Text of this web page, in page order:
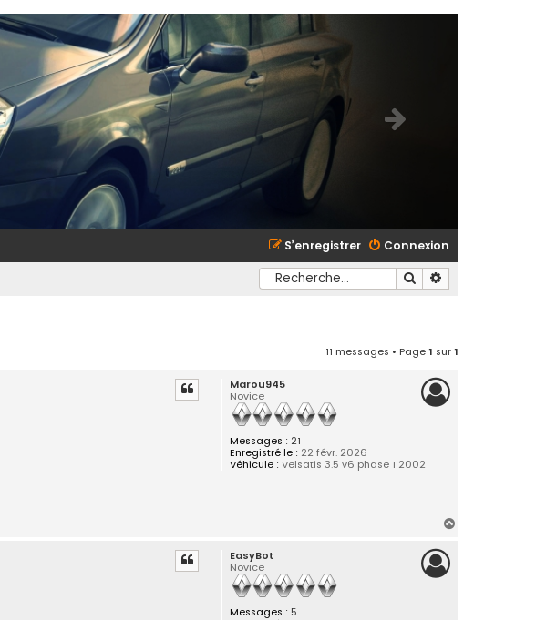
Connexion
S’enregistrer
Rechercher
11 messages • Page1 sur1
Marou945
Novice
Messages : 21
Enregistré le : 22 févr. 2026
Véhicule : Velsatis 3.5 v6 phase 1 2002
EasyBot
Novice
Messages : 5